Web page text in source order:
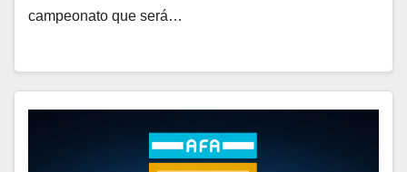
campeonato que será…